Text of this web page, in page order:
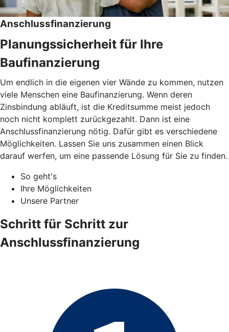
Anschlussfinanzierung
Planungssicherheit für Ihre
Baufinanzierung
Um endlich in die eigenen vier Wände zu kommen, nutzen
viele Menschen eine Baufinanzierung. Wenn deren
Zinsbindung abläuft, ist die Kreditsumme meist jedoch
noch nicht komplett zurückgezahlt. Dann ist eine
Anschlussfinanzierung nötig. Dafür gibt es verschiedene
Möglichkeiten. Lassen Sie uns zusammen einen Blick
darauf werfen, um eine passende Lösung für Sie zu finden.
So geht's
Ihre Möglichkeiten
Unsere Partner
Schritt für Schritt zur
Anschlussfinanzierung